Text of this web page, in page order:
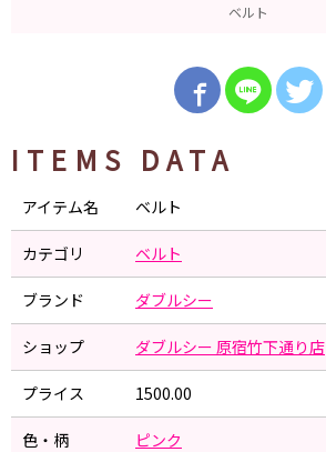
ベルト
ITEMS DATA
アイテム名 ベルト
カテゴリ ベルト
ブランド ダブルシー
ショップ ダブルシー 原宿竹下通り店
プライス 1500.00
色・柄 ピンク